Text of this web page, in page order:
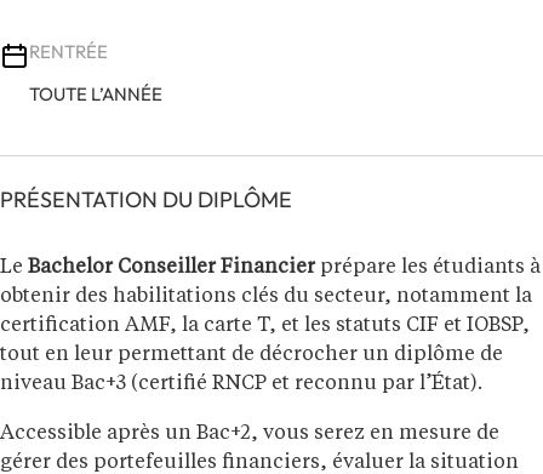
RENTRÉE
TOUTE L’ANNÉE
PRÉSENTATION DU DIPLÔME
Le Bachelor Conseiller Financierprépare les étudiants à
obtenir des habilitations clés du secteur, notamment la
certification AMF, la carte T, et les statuts CIF et IOBSP,
tout en leur permettant de décrocher un diplôme de
niveau Bac+3 (certifié RNCP et reconnu par l’État).
Accessible après un Bac+2, vous serez en mesure de
gérer des portefeuilles financiers, évaluer la situation